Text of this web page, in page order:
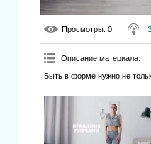
Просмотры: 0
Описание материала:
Быть в форме нужно не